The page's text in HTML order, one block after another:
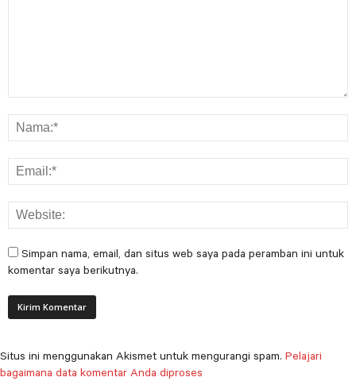
Simpan nama, email, dan situs web saya pada peramban ini untuk
komentar saya berikutnya.
Situs ini menggunakan Akismet untuk mengurangi spam. Pelajari
bagaimana data komentar Anda diproses